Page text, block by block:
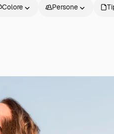
Colore Persone
Inizia